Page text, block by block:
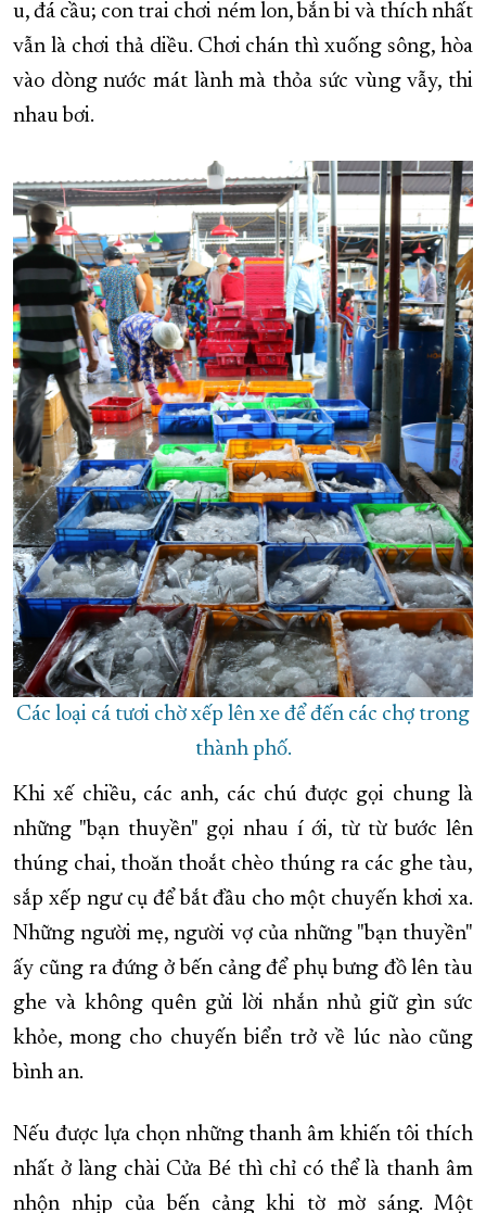
u, đá cầu; con trai chơi ném lon, bắn bi và thích nhất
vẫn là chơi thả diều. Chơi chán thì xuống sông, hòa
vào dòng nước mát lành mà thỏa sức vùng vẫy, thi
nhau bơi.
Các loại cá tươi chờ xếp lên xe để đến các chợ trong
thành phố.
Khi xế chiều, các anh, các chú được gọi chung là
những "bạn thuyền" gọi nhau í ới, từ từ bước lên
thúng chai, thoăn thoắt chèo thúng ra các ghe tàu,
sắp xếp ngư cụ để bắt đầu cho một chuyến khơi xa.
Những người mẹ, người vợ của những "bạn thuyền"
ấy cũng ra đứng ở bến cảng để phụ bưng đồ lên tàu
ghe và không quên gửi lời nhắn nhủ giữ gìn sức
khỏe, mong cho chuyến biển trở về lúc nào cũng
bình an.
Nếu được lựa chọn những thanh âm khiến tôi thích
nhất ở làng chài Cửa Bé thì chỉ có thể là thanh âm
nhộn nhịp của bến cảng khi tờ mờ sáng. Một